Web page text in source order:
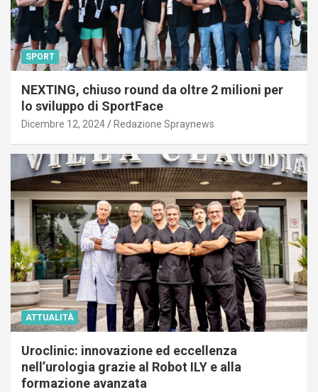
SPORT
NEXTING, chiuso round da oltre 2 milioni per
lo sviluppo di SportFace
Dicembre 12, 2024 Redazione Spraynews
ATTUALITÀ
Uroclinic: innovazione ed eccellenza
nell’urologia grazie al Robot ILY e alla
formazione avanzata